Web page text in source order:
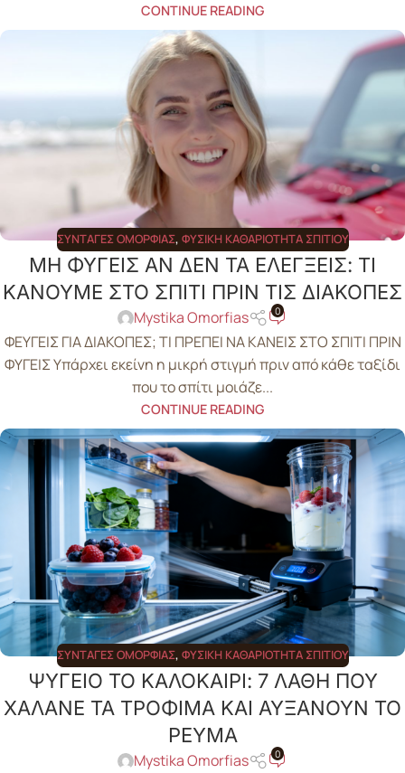
CONTINUE READING
ΣΥΝΤΑΓΈΣ ΟΜΟΡΦΙΆΣ, ΦΥΣΙΚΉ ΚΑΘΑΡΙΌΤΗΤΑ ΣΠΙΤΙΟΎ
ΜΗ ΦΥΓΕΙΣ ΑΝ ΔΕΝ ΤΑ ΕΛΕΓΞΕΙΣ: ΤΙ
ΚΑΝΟΥΜΕ ΣΤΟ ΣΠΙΤΙ ΠΡΙΝ ΤΙΣ ΔΙΑΚΟΠΕΣ
Mystika Omorfias 0
ΦΕΥΓΕΙΣ ΓΙΑ ΔΙΑΚΟΠΕΣ; ΤΙ ΠΡΕΠΕΙ ΝΑ ΚΑΝΕΙΣ ΣΤΟ ΣΠΙΤΙ ΠΡΙΝ
ΦΥΓΕΙΣ Υπάρχει εκείνη η μικρή στιγμή πριν από κάθε ταξίδι
που το σπίτι μοιάζε...
CONTINUE READING
ΣΥΝΤΑΓΈΣ ΟΜΟΡΦΙΆΣ, ΦΥΣΙΚΉ ΚΑΘΑΡΙΌΤΗΤΑ ΣΠΙΤΙΟΎ
ΨΥΓΕΙΟ ΤΟ ΚΑΛΟΚΑΙΡΙ: 7 ΛΑΘΗ ΠΟΥ
ΧΑΛΑΝΕ ΤΑ ΤΡΟΦΙΜΑ ΚΑΙ ΑΥΞΑΝΟΥΝ ΤΟ
ΡΕΥΜΑ
Mystika Omorfias 0